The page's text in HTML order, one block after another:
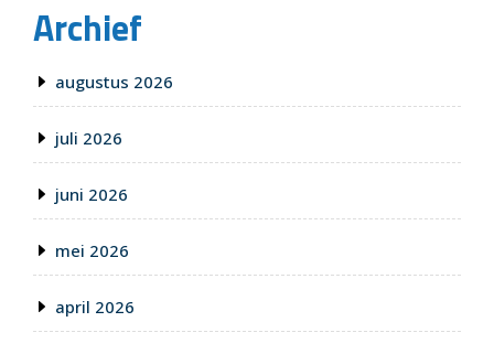
Archief
augustus 2026
juli 2026
juni 2026
mei 2026
april 2026